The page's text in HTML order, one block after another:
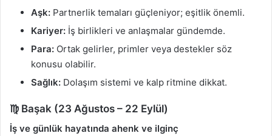
Aşk: Partnerlik temaları güçleniyor; eşitlik önemli.
Kariyer: İş birlikleri ve anlaşmalar gündemde.
Para: Ortak gelirler, primler veya destekler söz
konusu olabilir.
Sağlık: Dolaşım sistemi ve kalp ritmine dikkat.
♍ Başak (23 Ağustos – 22 Eylül)
İş ve günlük hayatında ahenk ve ilginç